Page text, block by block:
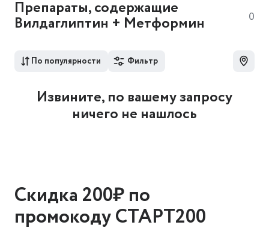
Препараты, содержащие
Вилдаглиптин + Метформин
0
По популярности Фильтр
Извините, по вашему запросу
ничего не нашлось
Скидка 200₽ по
промокоду СТАРТ200